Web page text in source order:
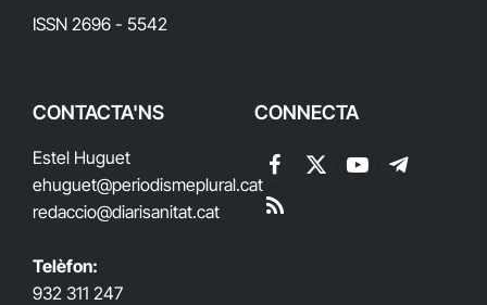
ISSN 2696 - 5542
CONTACTA'NS
Estel Huguet
ehuguet@periodismeplural.cat
redaccio@diarisanitat.cat
Telèfon:
932 311 247
CONNECTA
Facebook
X
YouTubeTelegram
RSS